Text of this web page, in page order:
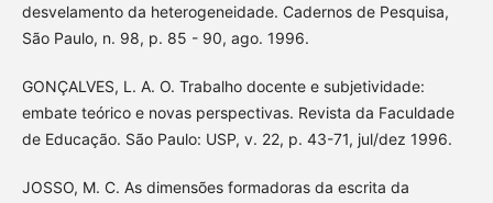
desvelamento da heterogeneidade. Cadernos de Pesquisa,
São Paulo, n. 98, p. 85 - 90, ago. 1996.
GONÇALVES, L. A. O. Trabalho docente e subjetividade:
embate teórico e novas perspectivas. Revista da Faculdade
de Educação. São Paulo: USP, v. 22, p. 43-71, jul/dez 1996.
JOSSO, M. C. As dimensões formadoras da escrita da